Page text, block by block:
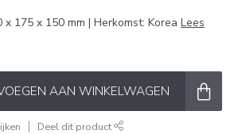
x 175 x 150 mm | Herkomst: Korea Lees
AAN WINKELWAGEN
Deel dit product